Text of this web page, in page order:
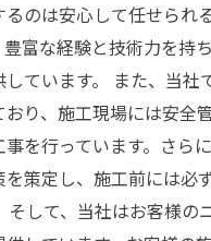
のは安心して任せられ
富な経験と技術力を持
ています。 また、当社
り、施工現場には安全
を行っています。さら
策定し、施工前には必
そして、当社はお客様の